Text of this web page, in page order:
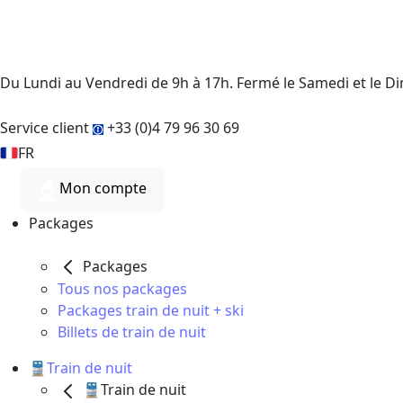
Du Lundi au Vendredi de 9h à 17h. Fermé le Samedi et le
Service client
+33 (0)4 79 96 30 69
FR
Mon compte
Packages
Packages
Tous nos packages
Packages train de nuit + ski
Billets de train de nuit
🚆Train de nuit
🚆Train de nuit